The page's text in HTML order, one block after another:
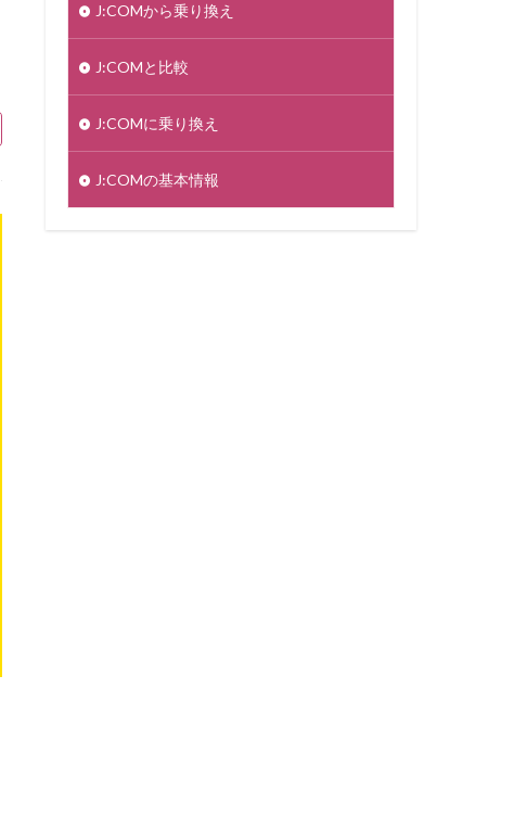
J:COMから乗り換え
J:COMと比較
J:COMに乗り換え
J:COMの基本情報